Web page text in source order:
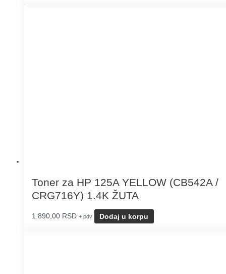
Toner za HP 125A YELLOW (CB542A /
CRG716Y) 1.4K ŽUTA
1.890,00 RSD + pdv Dodaj u korpu